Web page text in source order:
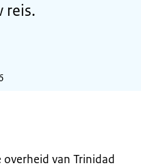
reis.
van Trinidad